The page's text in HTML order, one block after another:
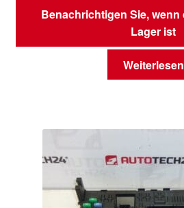
Benachrichtigen Sie,
Lager ist
Weiterlesen